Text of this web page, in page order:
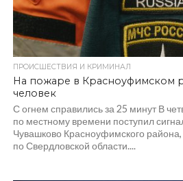
ПРОИСШЕСТВИЯ И КРИМИНАЛ
На пожаре в Красноуфимском
человек
С огнем справились за 25 минут В
по местному времени поступил
Чувашково Красноуфимского
по Свердловской области....